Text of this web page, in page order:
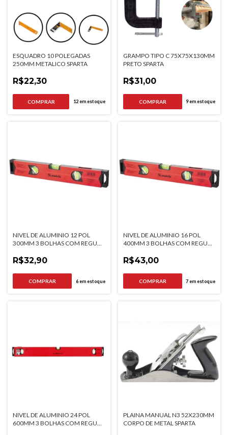
ESQUADRO 10 POLEGADAS
250MM METALICO SPARTA
R$22,30
12em estoque
GRAMPO TIPO C 75X75X130MM
PRETO SPARTA
R$31,00
9em estoque
NIVEL DE ALUMINIO 12 POL
300MM 3 BOLHAS COM REGUA
R$32,90
6em estoque
NIVEL DE ALUMINIO 16 POL
400MM 3 BOLHAS COM REGUA
R$43,00
7em estoque
NIVEL DE ALUMINIO 24 POL
600MM 3 BOLHAS COM REGUA
PLAINA MANUAL N3 52X230MM
CORPO DE METAL SPARTA